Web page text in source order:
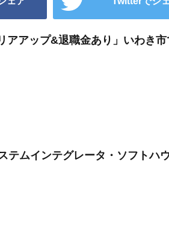
アアップ&退職金あり」いわき
テムインテグレータ・ソフトハ